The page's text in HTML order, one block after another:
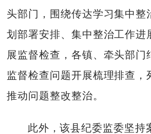
头部门，围绕传达学习集中整
划部署安排、集中整治工作进
展监督检查，各镇、牵头部门
监督检查问题开展梳理排查，
推动问题整改整治。
此外，该县纪委监委坚持